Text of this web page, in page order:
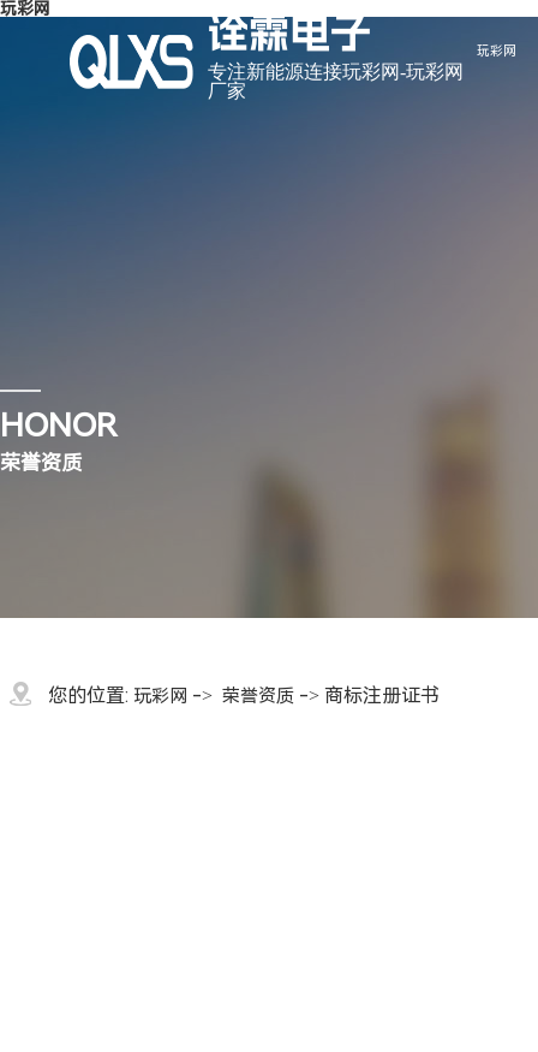
玩彩网 诠霖电子
专注新能源连接玩彩网-玩彩网
厂家
玩彩网
公司简介
公司动态
HONOR
荣誉资质
您的位置: 玩彩网 -> 荣誉资质 -> 商标注册证书